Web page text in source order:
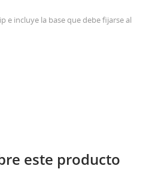
e incluye la base que debe fijarse al
este producto